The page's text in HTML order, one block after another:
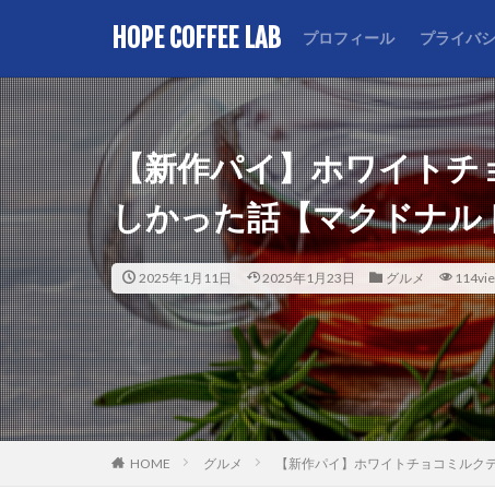
HOPE COFFEE LAB プロフィール プライバ
【新作パイ】ホワイト
しかった話【マクドナル
2025年1月11日 2025年1月23日 グルメ
HOME グルメ 【新作パイ】ホワイトチョコミルク
カテゴリー